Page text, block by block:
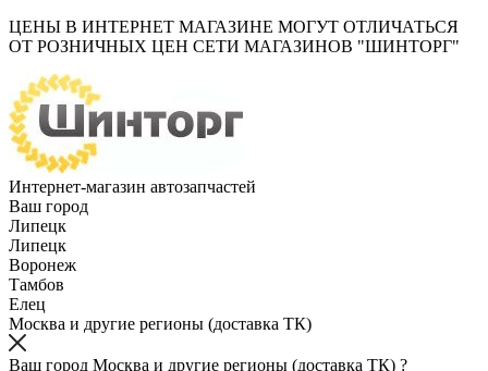
ЦЕНЫ В ИНТЕРНЕТ МАГАЗИНЕ МОГУТ ОТЛИЧАТЬСЯ
ОТ РОЗНИЧНЫХ ЦЕН СЕТИ МАГАЗИНОВ "ШИНТОРГ"
Интернет-магазин автозапчастей
Ваш город
Липецк
Липецк
Воронеж
Тамбов
Елец
Москва и другие регионы (доставка ТК)
Ваш город Москва и другие регионы (доставка ТК) ?